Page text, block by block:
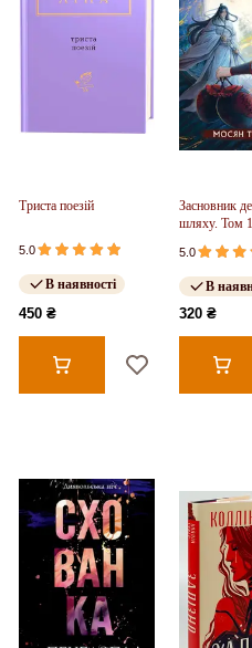
Триста поезій
5.0
В наявності
450 ₴
Засновник
шляху. Том 1
5.0
В
320 ₴